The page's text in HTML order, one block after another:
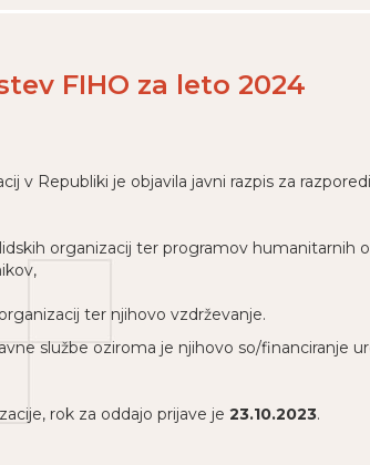
FIHO za leto 2024
v Republiki je objavila javni razpis za
organizacij ter programov humanitarnih
ter njihovo vzdrževanje.
službe oziroma je njihovo so/financiranje
rok za oddajo prijave je 23.10.2023.